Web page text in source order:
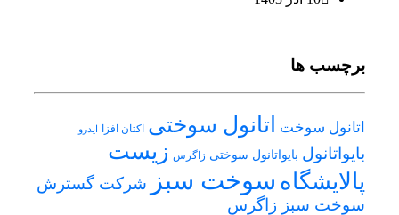
برچسب ها
اتانول سوخت اتانول سوختی اکتان افزا ایدرو
بایواتانول بایواتانول سوختی زاگرس زیست
پالایشگاه سوخت سبز
شرکت گسترش
سوخت سبز زاگرس